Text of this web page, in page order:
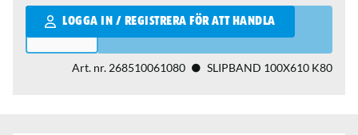
LOGGA IN / REGISTRERA FÖR ATT HANDLA
Qantity
Art. nr. 268510061080 SLIPBAND 100X610 K80